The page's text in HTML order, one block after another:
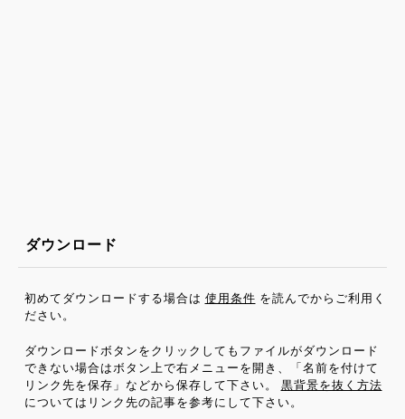
ダウンロード
初めてダウンロードする場合は 使用条件 を読んでからご利用く
ださい。
ダウンロードボタンをクリックしてもファイルがダウンロード
できない場合はボタン上で右メニューを開き、「名前を付けて
リンク先を保存」などから保存して下さい。
黒背景を抜く方法
についてはリンク先の記事を参考にして下さい。